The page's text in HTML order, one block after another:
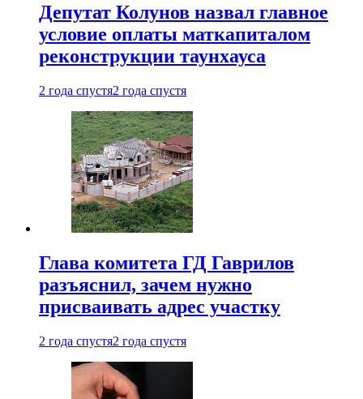
Депутат Колунов назвал главное
условие оплаты маткапиталом
реконструкции таунхауса
2 года спустя2 года спустя
Глава комитета ГД Гаврилов
разъяснил, зачем нужно
присваивать адрес участку
2 года спустя2 года спустя